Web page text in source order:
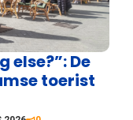
else?”: De
toerist